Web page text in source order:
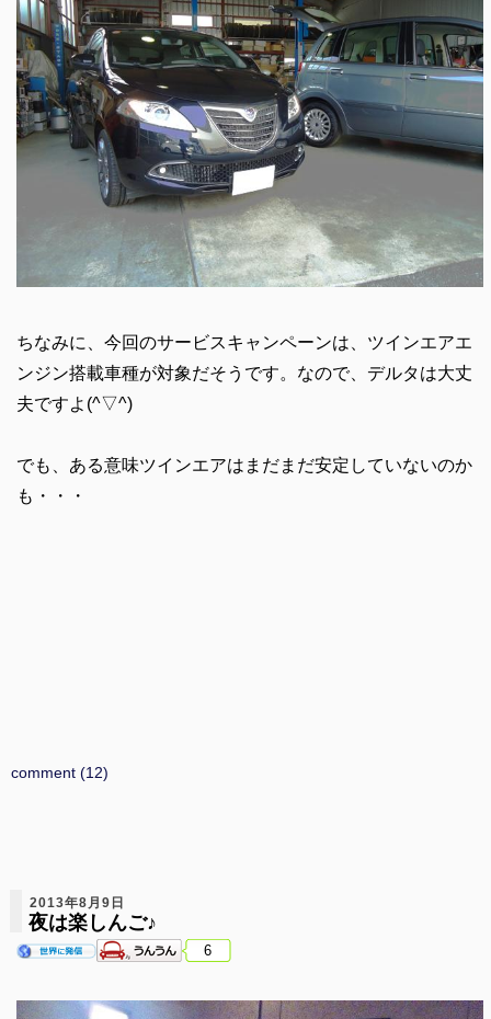
ちなみに、今回のサービスキャンペーンは、ツインエアエ
ンジン搭載車種が対象だそうです。なので、デルタは大丈
夫ですよ(^▽^)
でも、ある意味ツインエアはまだまだ安定していないのか
も・・・
comment (12)
2013年8月9日
夜は楽しんご♪
6